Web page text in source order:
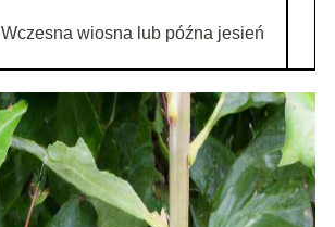
Wczesna wiosna lub późna jesień